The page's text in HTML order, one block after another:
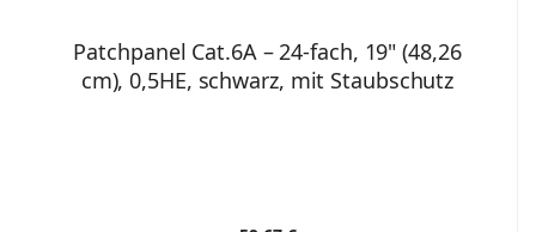
Patchpanel Cat.6A – 24-fach, 19" (48,26
cm), 0,5HE, schwarz, mit Staubschutz